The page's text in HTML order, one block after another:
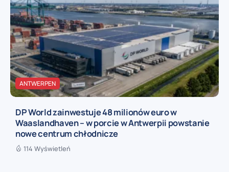
ANTWERPEN
DP World zainwestuje 48 milionów euro w
Waaslandhaven – w porcie w Antwerpii powstanie
nowe centrum chłodnicze
114 Wyświetleń